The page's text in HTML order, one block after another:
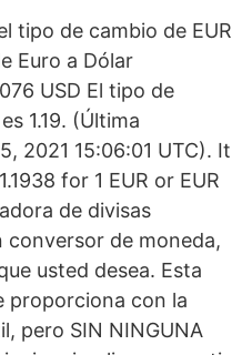
tipo de cambio de EUR
Euro a Dólar
USD El tipo de
1.19. (Última
2021 15:06:01 UTC). It
for 1 EUR or EUR
de divisas
conversor de moneda,
usted desea. Esta
proporciona con la
pero SIN NINGUNA